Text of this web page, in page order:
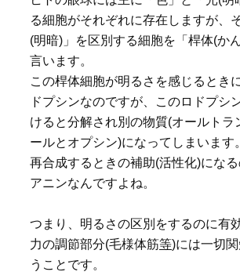
る細胞がそれぞれに存在しますが、
(明暗)」を区別する細胞を「桿体(か
言います。
この桿体細胞が明るさを感じるとき
ドプシンなのですが、このロドプシ
けると分解され別の物質(オールトラ
ールとオプシン)になってしまいます
再合成するときの補助(活性化)にな
アニンなんですよね。
つまり、明るさの区別をするのに有
力の調節部分(毛様体筋等)には一切
うことです。